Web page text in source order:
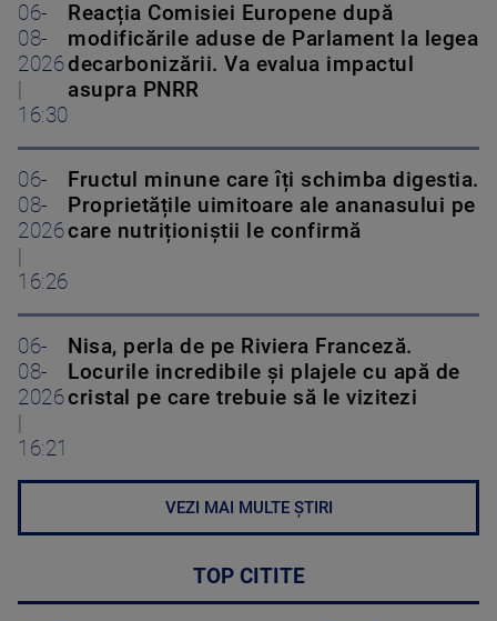
06-
08-
2026
16:30
Reacția Comisiei Europene după
modificările aduse de Parlament la legea
decarbonizării. Va evalua impactul
asupra PNRR
06-
08-
2026
16:26
Fructul minune care îți schimba digestia.
Proprietățile uimitoare ale ananasului pe
care nutriționiștii le confirmă
06-
08-
2026
16:21
Nisa, perla de pe Riviera Franceză.
Locurile incredibile și plajele cu apă de
cristal pe care trebuie să le vizitezi
VEZI MAI MULTE ȘTIRI
TOP CITITE